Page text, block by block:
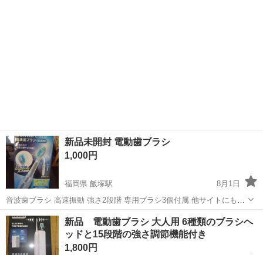
新品未開封 電動歯ブラシ
1,000円
福岡県 飯塚駅
8月1日
音波歯ブラシ 高速振動 強さ2段階 専用ブラシ3個付属 他サイトにも出
品しておりますので急遽削除する場合もあります。
福岡 飯塚市 飯塚駅 生活雑貨 電動歯ブラシ
新品 電動歯ブラシ 大人用 6種類のブラシヘ
ッドと15段階の強さ調節機能付き
1,800円